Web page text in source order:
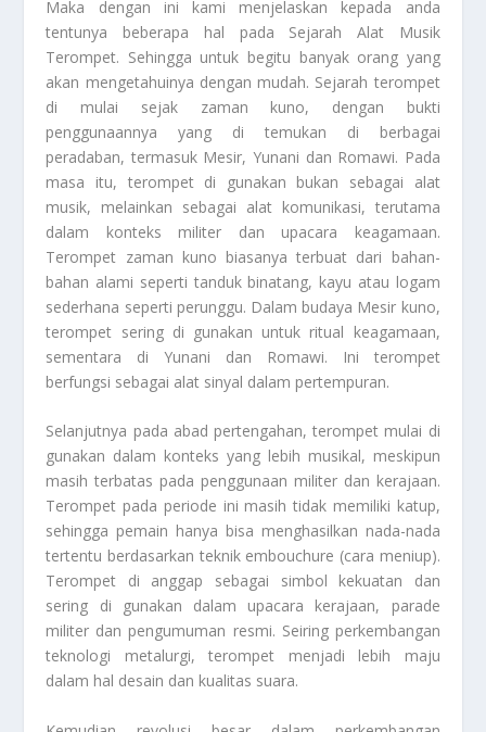
Maka dengan ini kami menjelaskan kepada anda
tentunya beberapa hal pada Sejarah Alat Musik
Terompet. Sehingga untuk begitu banyak orang yang
akan mengetahuinya dengan mudah. Sejarah terompet
di mulai sejak zaman kuno, dengan bukti
penggunaannya yang di temukan di berbagai
peradaban, termasuk Mesir, Yunani dan Romawi. Pada
masa itu, terompet di gunakan bukan sebagai alat
musik, melainkan sebagai alat komunikasi, terutama
dalam konteks militer dan upacara keagamaan.
Terompet zaman kuno biasanya terbuat dari bahan-
bahan alami seperti tanduk binatang, kayu atau logam
sederhana seperti perunggu. Dalam budaya Mesir kuno,
terompet sering di gunakan untuk ritual keagamaan,
sementara di Yunani dan Romawi. Ini terompet
berfungsi sebagai alat sinyal dalam pertempuran.
Selanjutnya pada abad pertengahan, terompet mulai di
gunakan dalam konteks yang lebih musikal, meskipun
masih terbatas pada penggunaan militer dan kerajaan.
Terompet pada periode ini masih tidak memiliki katup,
sehingga pemain hanya bisa menghasilkan nada-nada
tertentu berdasarkan teknik embouchure (cara meniup).
Terompet di anggap sebagai simbol kekuatan dan
sering di gunakan dalam upacara kerajaan, parade
militer dan pengumuman resmi. Seiring perkembangan
teknologi metalurgi, terompet menjadi lebih maju
dalam hal desain dan kualitas suara.